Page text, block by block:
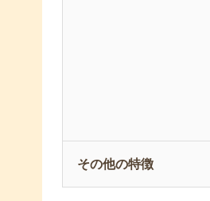
その他の特徴